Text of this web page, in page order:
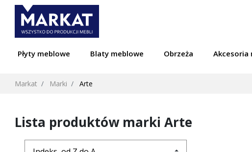
Płyty meblowe Blaty meblowe Obrzeża Akcesoria
Markat Marki Arte
Lista produktów marki Arte